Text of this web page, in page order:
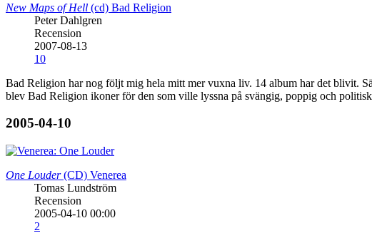
New Maps of Hell (cd) Bad Religion
Peter Dahlgren
Recension
2007-08-13
10
Bad Religion har nog följt mig hela mitt mer vuxna liv. 14 album har det blivit.
blev Bad Religion ikoner för den som ville lyssna på svängig, poppig och
2005-04-10
One Louder(CD) Venerea
Tomas Lundström
Recension
2005-04-10 00:00
2